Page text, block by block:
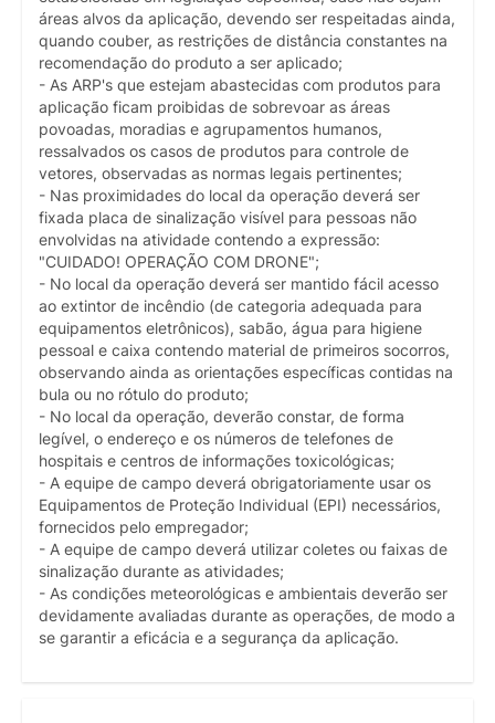
áreas alvos da aplicação, devendo ser respeitadas ainda,
quando couber, as restrições de distância constantes na
recomendação do produto a ser aplicado;
- As ARP's que estejam abastecidas com produtos para
aplicação ficam proibidas de sobrevoar as áreas
povoadas, moradias e agrupamentos humanos,
ressalvados os casos de produtos para controle de
vetores, observadas as normas legais pertinentes;
- Nas proximidades do local da operação deverá ser
fixada placa de sinalização visível para pessoas não
envolvidas na atividade contendo a expressão:
"CUIDADO! OPERAÇÃO COM DRONE";
- No local da operação deverá ser mantido fácil acesso
ao extintor de incêndio (de categoria adequada para
equipamentos eletrônicos), sabão, água para higiene
pessoal e caixa contendo material de primeiros socorros,
observando ainda as orientações específicas contidas na
bula ou no rótulo do produto;
- No local da operação, deverão constar, de forma
legível, o endereço e os números de telefones de
hospitais e centros de informações toxicológicas;
- A equipe de campo deverá obrigatoriamente usar os
Equipamentos de Proteção Individual (EPI) necessários,
fornecidos pelo empregador;
- A equipe de campo deverá utilizar coletes ou faixas de
sinalização durante as atividades;
- As condições meteorológicas e ambientais deverão ser
devidamente avaliadas durante as operações, de modo a
se garantir a eficácia e a segurança da aplicação.